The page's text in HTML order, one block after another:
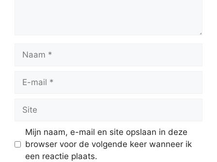
Naam
Site
Mijn naam, e-mail en site opslaan in deze
browser voor de volgende keer wanneer ik
een reactie plaats.